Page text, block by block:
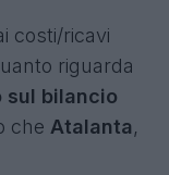
costi/ricavi
riguarda
sul bilancio
che Atalanta,